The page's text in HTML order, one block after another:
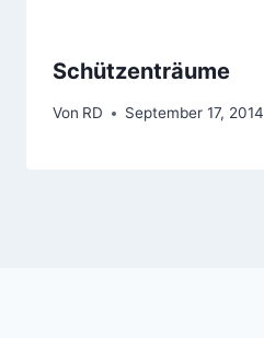
Schützenträume
Von RD September 17, 2014